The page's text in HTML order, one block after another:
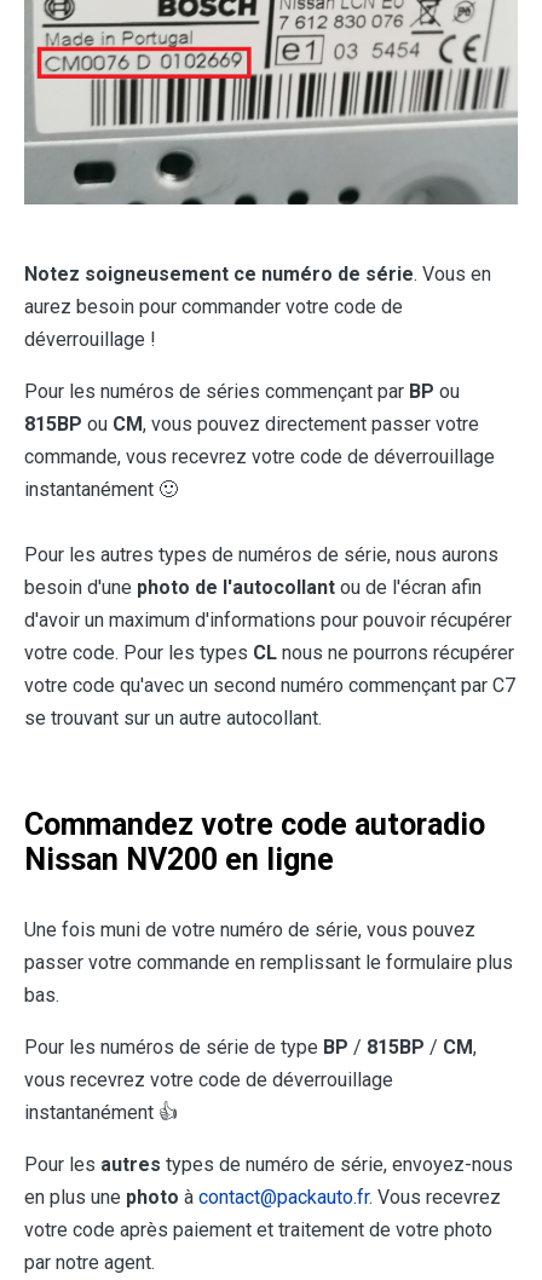
Notez soigneusement ce numéro de série. Vous en
aurez besoin pour commander votre code de
déverrouillage !
Pour les numéros de séries commençant par BP ou
815BP ou CM, vous pouvez directement passer votre
commande, vous recevrez votre code de déverrouillage
instantanément 🙂
Pour les autres types de numéros de série, nous aurons
besoin d'une photo de l'autocollant ou de l'écran afin
d'avoir un maximum d'informations pour pouvoir récupérer
votre code. Pour les types CL nous ne pourrons récupérer
votre code qu'avec un second numéro commençant par C7
se trouvant sur un autre autocollant.
Commandez votre code autoradio
Nissan NV200 en ligne
Une fois muni de votre numéro de série, vous pouvez
passer votre commande en remplissant le formulaire plus
bas.
Pour les numéros de série de type BP / 815BP / CM,
vous recevrez votre code de déverrouillage
instantanément 👍
Pour les autres types de numéro de série, envoyez-nous
en plus une photo à contact@packauto.fr. Vous recevrez
votre code après paiement et traitement de votre photo
par notre agent.